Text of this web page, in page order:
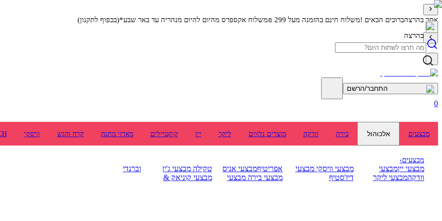
אתר בהרצהברוכים הבאים !משלוח חינם בהזמנה מעל 299 ₪
משלוח אקספרס מהיום להיום מנהריה עד באר שבע*(בכפוף לתקנון)
אתר בהרצה
התחבר/הרשם
0
מבצעים אלכוהול בירה וודקה מוצרים נלווים ליקר יין קוקטיילים מארזי מתנה קרח והגש וויסקי
מבצעים›
מבצעי ייןמבצעי
וודקהמבצעי ליקר
מבצעי וויסקימבצעי
דיז'סטיף
אפריטיףמבצעי אניס
מבצעי בירה מבצעי
טקילהמבצעי ג'ין
מבצעי קוניאק &
וברנדי